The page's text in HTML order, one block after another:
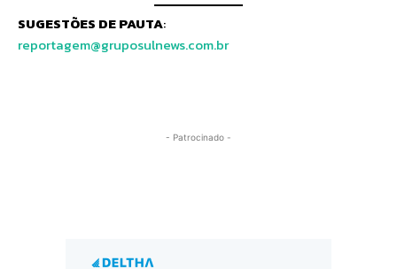
SUGESTÕES DE PAUTA:
reportagem@gruposulnews.com.br
- Patrocinado -